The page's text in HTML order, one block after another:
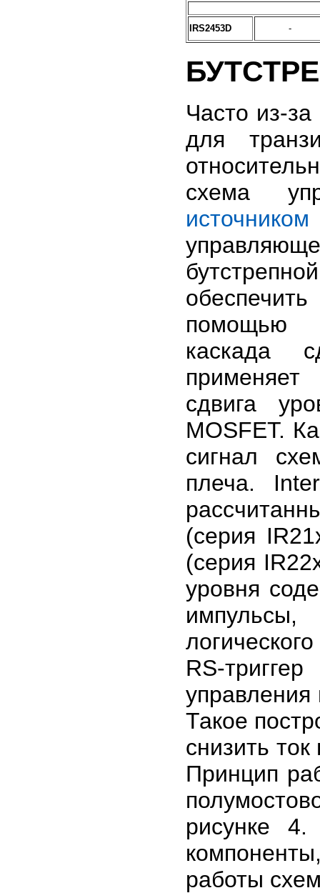
IRS2453D -
Часто из-
для
схема
помощью
каскада
сдвига
MOSFET.
сигнал
плеча.
(серия
(серия
уровня
RS-
Такое
снизить
Принцип
рисунке
работы